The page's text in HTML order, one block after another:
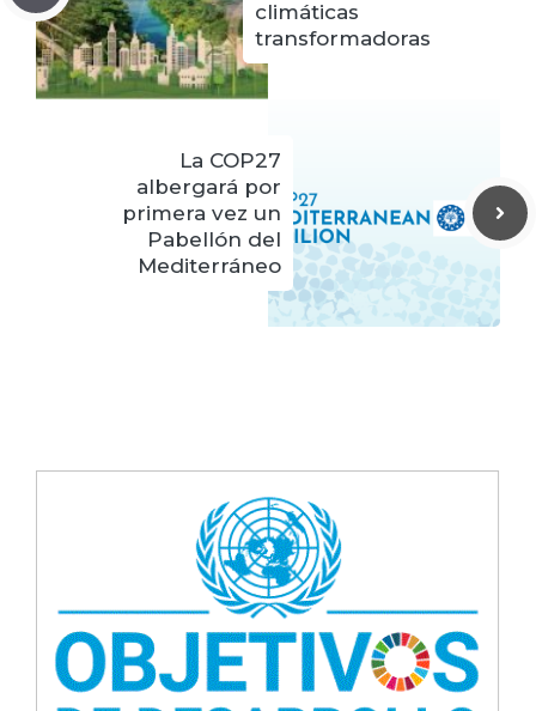
climáticas
transformadoras
La COP27
albergará por
primera vez un
Pabellón del
Mediterráneo